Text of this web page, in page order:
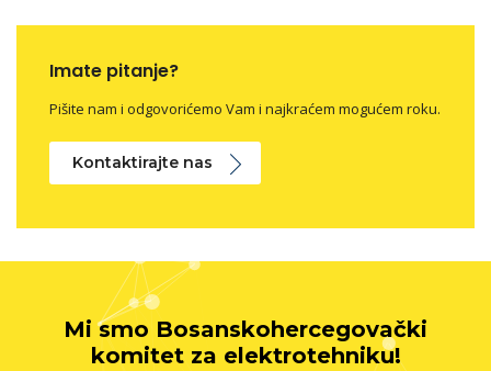
Imate pitanje?
Pišite nam i odgovorićemo Vam i najkraćem mogućem roku.
Kontaktirajte nas
Mi smo Bosanskohercegovački
komitet za elektrotehniku!